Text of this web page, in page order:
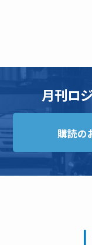
月刊ロ
購読の